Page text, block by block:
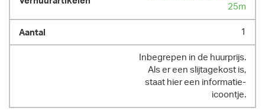
25m
1
Inbegrepen in de huurprijs.
Als er een slijtagekost is,
staat hier een informatie-
icoontje.